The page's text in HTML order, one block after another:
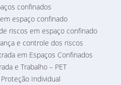
confinados
espaço confinado
riscos em espaço confinado
e controle dos riscos
em Espaços Confinados
e Trabalho – PET
Individual